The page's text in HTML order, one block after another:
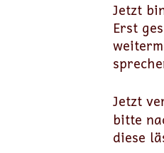
Jetzt
Erst
Jetzt
bitte
diese